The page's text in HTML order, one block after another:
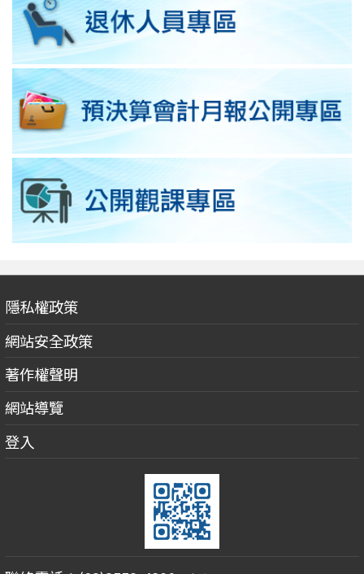
隱私權政策
網站安全政策
著作權聲明
網站導覽
登入